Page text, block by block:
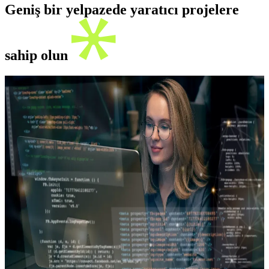
Geniş bir yelpazede yaratıcı projelere
sahip olun